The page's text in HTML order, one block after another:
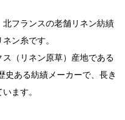
フランスの老舗リネン紡績
ン糸です。
（リネン原草）産地である
史ある紡績メーカーで、長き
ます。